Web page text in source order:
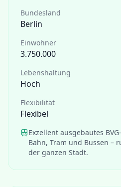
Bundesland
Berlin
Einwohner
3.750.000
Lebenshaltung
Hoch
Flexibilität
Flexibel
Exzellent ausgebautes
Bahn, Tram und Bussen –
der ganzen Stadt.